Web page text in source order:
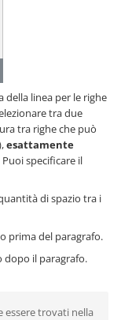
della linea per le righe
tra due
tra righe che può
esattamente
specificare il
di spazio tra i
prima del paragrafo.
dopo il paragrafo.
essere trovati nella